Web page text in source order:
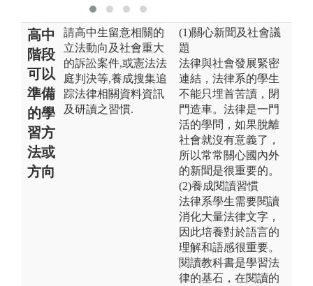
高中
階段
可以
準備
的學
習方
法或
方向
請高中生留意相關的
立法動向及社會重大
的訴訟案件,或憲法法
庭判決等,養成搜集追
踪法律相關資料資訊
及研讀之習慣.
(1)關心新聞及社會議
題
法律與社會發展緊密
連結，法律系的學生
不能只埋首苦讀，閉
門造車。法律是一門
活的學問，如果脫離
社會就沒有意義了，
所以常常關心國內外
的新聞是很重要的。
(2)養成閱讀習慣
法律系學生需要閱讀
消化大量法律文字，
因此培養對於語言的
理解和語感很重要。
閱讀教科書是學習法
律的基石，在閱讀的